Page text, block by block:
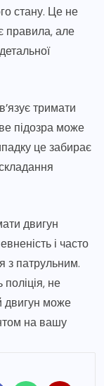
стану. Це не
правила, але
тримати
підозра може
це забирає
двигун
і часто
з патрульним.
не
двигун може
на вашу